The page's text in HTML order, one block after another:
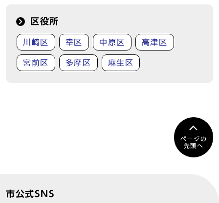
区役所
川崎区 幸区 中原区 高津区
宮前区 多摩区 麻生区
ページの
先頭へ
市公式SNS